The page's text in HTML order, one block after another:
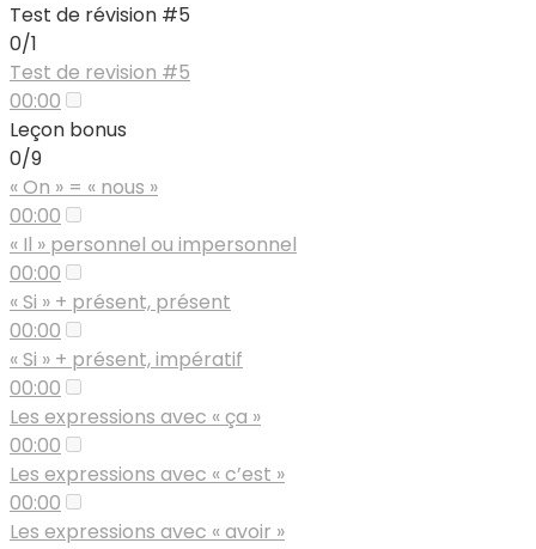
Test de révision #5
0/1
Test de revision #5
00:00
Leçon bonus
0/9
« On » = « nous »
00:00
« Il » personnel ou impersonnel
00:00
« Si » + présent, présent
00:00
« Si » + présent, impératif
00:00
Les expressions avec « ça »
00:00
Les expressions avec « c’est »
00:00
Les expressions avec « avoir »